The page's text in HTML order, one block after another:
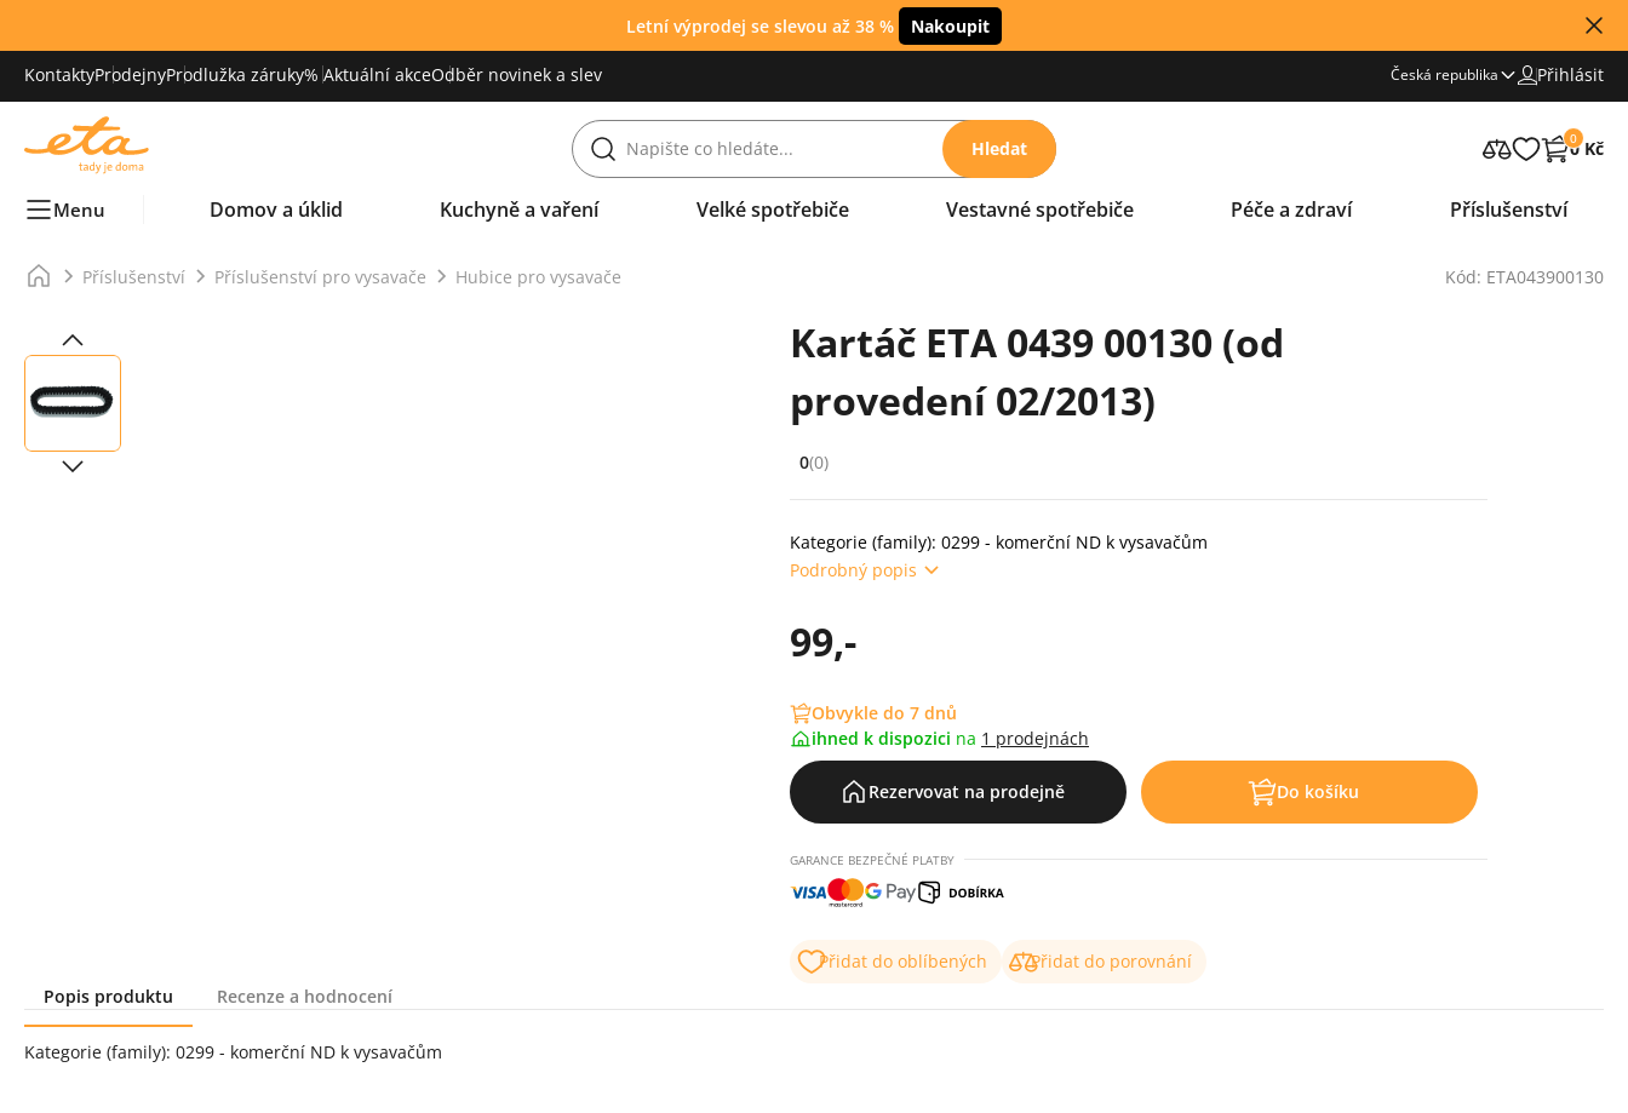
Letní výprodej se slevou až 38 % Nakoupit
KontaktyProdejnyProdlužka záruky% Aktuální akceOdběr novinek a slev Česká republika Přihlásit
Hledat 0
0 Kč
Menu Domov a úklid Kuchyně a vaření Velké spotřebiče Vestavné spotřebiče Péče a zdraví Příslušenství
Příslušenství Příslušenství pro vysavače Hubice pro vysavače Kód: ETA043900130
Kartáč ETA 0439 00130 (od
provedení 02/2013)
Hodnocení: 0 z 5 (0 recenzí)
0(0)
Kategorie (family): 0299 - komerční ND k vysavačům
Podrobný popis
99,-
Obvykle do 7 dnů
ihned k dispozici na 1 prodejnách
Rezervovat na prodejně Do košíku
GARANCE BEZPEČNÉ PLATBY
Přidat do oblíbených
Přidat do porovnání
Popis produktu
Recenze a hodnocení
Popis produktu
Kategorie (family): 0299 - komerční ND k vysavačům